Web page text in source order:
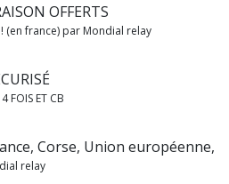
OFFERTS
(en france) par Mondial relay
FOIS ET CB
Corse, Union européenne,
relay